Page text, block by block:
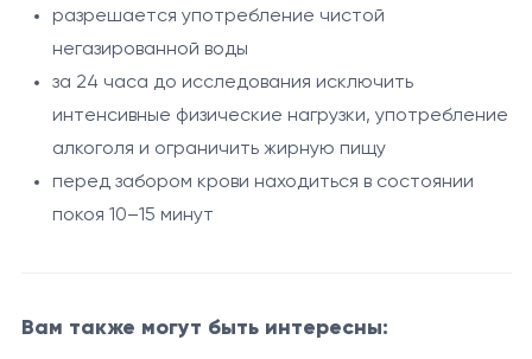
кроветворения. Исследование используется в
рамках скрининга, диагностики и мониторинга
различных патологических состояний.
Анализ отражает основные количественные и
качественные показатели периферической крови:
уровень гемоглобина, количество эритроцитов,
лейкоцитов, тромбоцитов и гематокрит, а также
эритроцитарные индексы. Это позволяет оценить
показатели насыщения организма кислородом,
состояние иммунной системы, гемостаза и системы
Показания
профилактические медицинские осмотры
подозрение на воспалительные и инфекционные
утомляемости, головокружения
разрешается употребление чистой
негазированной воды
за 24 часа до исследования исключить
интенсивные физические нагрузки, употребление
алкоголя и ограничить жирную пищу
перед забором крови находиться в состоянии
покоя 10–15 минут
Вам также могут быть интересны: